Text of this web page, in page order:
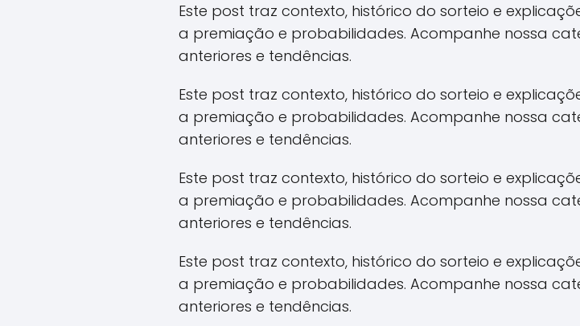
Este post traz contexto, histórico do sorteio e
a premiação e probabilidades. Acompanhe nossa
anteriores e tendências.
Este post traz contexto, histórico do sorteio e
a premiação e probabilidades. Acompanhe nossa
anteriores e tendências.
Este post traz contexto, histórico do sorteio e
a premiação e probabilidades. Acompanhe nossa
anteriores e tendências.
Este post traz contexto, histórico do sorteio e
a premiação e probabilidades. Acompanhe nossa
anteriores e tendências.